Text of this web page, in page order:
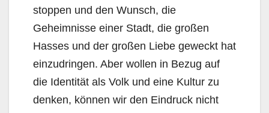
stoppen und den Wunsch, die
Geheimnisse einer Stadt, die großen
Hasses und der großen Liebe geweckt hat
einzudringen. Aber wollen in Bezug auf
die Identität als Volk und eine Kultur zu
denken, können wir den Eindruck nicht